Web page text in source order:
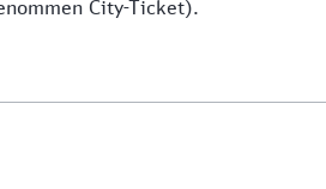
City-Ticket).